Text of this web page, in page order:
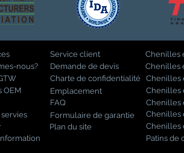
Service client
nous?
OEM
Demande de devis
Charte de confidentialité
Emplacement
FAQ
Formulaire de garantie
Plan du site
Chenilles
Chenilles
Chenilles
Chenilles
Chenilles
Chenilles
Chenilles
Patins de